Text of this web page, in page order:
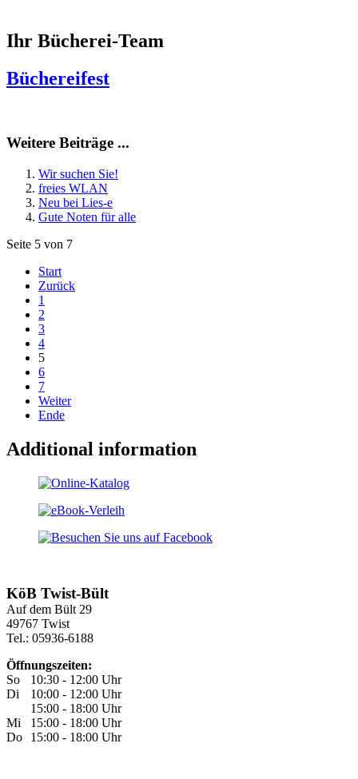
Ihr Bücherei-Team
Büchereifest
Weitere Beiträge ...
Wir suchen Sie!
freies WLAN
Neu bei Lies-e
Gute Noten für alle
Seite 5 von 7
Start
Zurück
1
2
3
4
5
6
7
Weiter
Ende
Additional information
KöB Twist-Bült
Auf dem Bült 29
49767 Twist
Tel.: 05936-6188
Öffnungszeiten:
So
10:30 - 12:00 Uhr
Di
10:00 - 12:00 Uhr
15:00 - 18:00 Uhr
Mi
15:00 - 18:00 Uhr
Do
15:00 - 18:00 Uhr